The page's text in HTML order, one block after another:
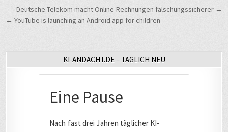
Beitragsnavigation
Deutsche Telekom macht Online-Rechnungen fälschungssicherer →
← YouTube is launching an Android app for children
KI-ANDACHT.DE – TÄGLICH NEU